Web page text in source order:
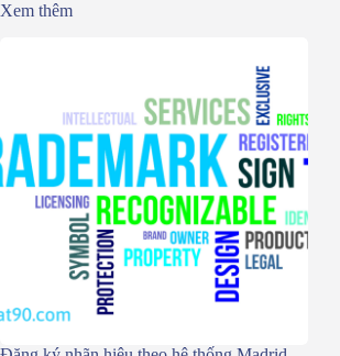
Xem thêm